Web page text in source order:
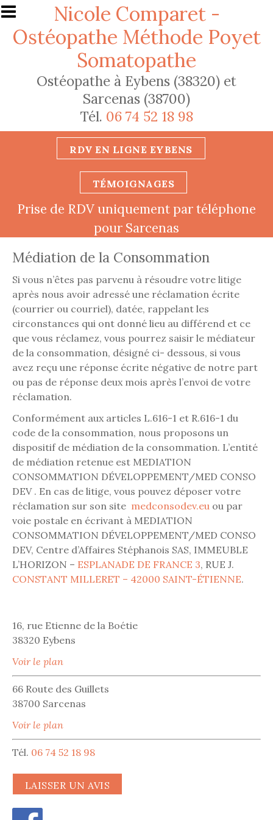
Aller au contenu principal
Nicole Comparet -
Ostéopathe Méthode Poyet
Somatopathe
Ostéopathe à Eybens (38320) et
Sarcenas (38700)
Tél. 06 74 52 18 98
RDV EN LIGNE EYBENS
TÉMOIGNAGES
Prise de RDV uniquement par téléphone
pour Sarcenas
Médiation de la Consommation
Si vous n’êtes pas parvenu à résoudre votre litige
après nous avoir adressé une réclamation écrite
(courrier ou courriel), datée, rappelant les
circonstances qui ont donné lieu au différend et ce
que vous réclamez, vous pourrez saisir le médiateur
de la consommation, désigné ci- dessous, si vous
avez reçu une réponse écrite négative de notre part
ou pas de réponse deux mois après l’envoi de votre
réclamation.
Conformément aux articles L.616-1 et R.616-1 du
code de la consommation, nous proposons un
dispositif de médiation de la consommation. L’entité
de médiation retenue est MEDIATION
CONSOMMATION DÉVELOPPEMENT/MED CONSO
DEV . En cas de litige, vous pouvez déposer votre
réclamation sur son site medconsodev.eu ou par
voie postale en écrivant à MEDIATION
CONSOMMATION DÉVELOPPEMENT/MED CONSO
DEV, Centre d’Affaires Stéphanois SAS, IMMEUBLE
L’HORIZON – ESPLANADE DE FRANCE 3, RUE J.
CONSTANT MILLERET – 42000 SAINT-ÉTIENNE.
16, rue Etienne de la Boétie
38320 Eybens
Voir le plan
66 Route des Guillets
38700 Sarcenas
Voir le plan
Tél. 06 74 52 18 98
LAISSER UN AVIS